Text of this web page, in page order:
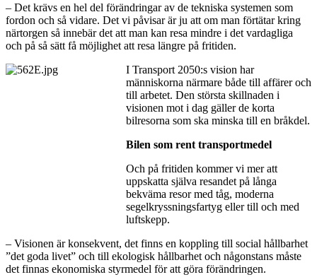
– Det krävs en hel del förändringar av de tekniska systemen som
fordon och så vidare. Det vi påvisar är ju att om man förtätar kring
närtorgen så innebär det att man kan resa mindre i det vardagliga
och på så sätt få möjlighet att resa längre på fritiden.
I Transport 2050:s vision har
människorna närmare både till affärer och
till arbetet. Den största skillnaden i
visionen mot i dag gäller de korta
bilresorna som ska minska till en bråkdel.
Bilen som rent transportmedel
Och på fritiden kommer vi mer att
uppskatta själva resandet på långa
bekväma resor med tåg, moderna
segelkryssningsfartyg eller till och med
luftskepp.
– Visionen är konsekvent, det finns en koppling till social hållbarhet
”det goda livet” och till ekologisk hållbarhet och någonstans måste
det finnas ekonomiska styrmedel för att göra förändringen.